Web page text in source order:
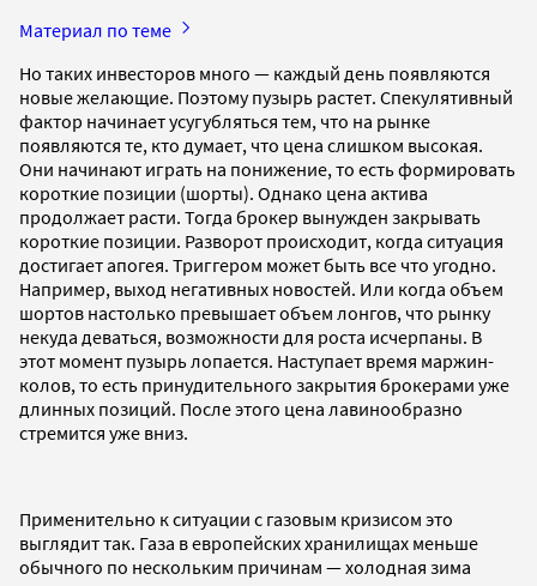
Материал по теме
Но таких инвесторов много — каждый день появляются
новые желающие. Поэтому пузырь растет. Спекулятивный
фактор начинает усугубляться тем, что на рынке
появляются те, кто думает, что цена слишком высокая.
Они начинают играть на понижение, то есть формировать
короткие позиции (шорты). Однако цена актива
продолжает расти. Тогда брокер вынужден закрывать
короткие позиции. Разворот происходит, когда ситуация
достигает апогея. Триггером может быть все что угодно.
Например, выход негативных новостей. Или когда объем
шортов настолько превышает объем лонгов, что рынку
некуда деваться, возможности для роста исчерпаны. В
этот момент пузырь лопается. Наступает время маржин-
колов, то есть принудительного закрытия брокерами уже
длинных позиций. После этого цена лавинообразно
стремится уже вниз.
Применительно к ситуации с газовым кризисом это
выглядит так. Газа в европейских хранилищах меньше
обычного по нескольким причинам — холодная зима